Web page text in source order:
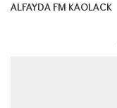
ALFAYDA FM KAOLACK